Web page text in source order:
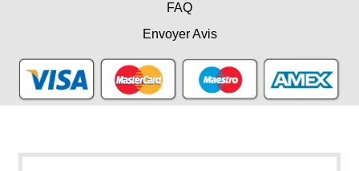
FAQ
Envoyer Avis